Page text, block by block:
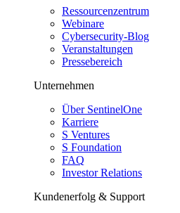
Ressourcenzentrum
Webinare
Cybersecurity-Blog
Veranstaltungen
Pressebereich
Unternehmen
Über SentinelOne
Karriere
S Ventures
S Foundation
FAQ
Investor Relations
Kundenerfolg & Support